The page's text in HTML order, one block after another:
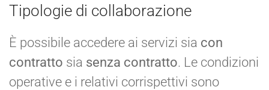
Tipologie di collaborazione
È possibile accedere ai servizi sia con
contratto sia senza contratto. Le condizioni
operative e i relativi corrispettivi sono